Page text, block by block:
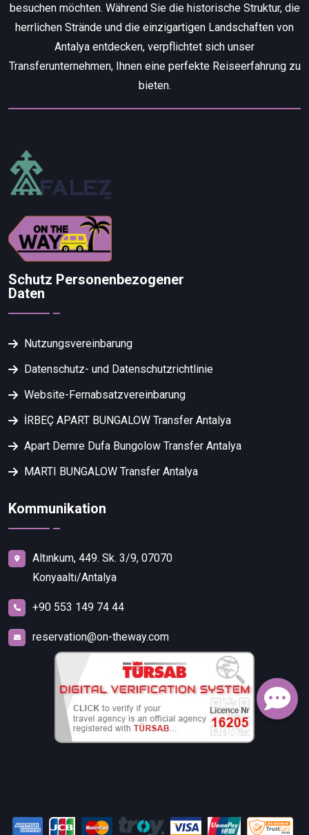
besuchen möchten. Während Sie die historische Struktur, die
herrlichen Strände und die einzigartigen Landschaften von
Antalya entdecken, verpflichtet sich unser
Transferunternehmen, Ihnen eine perfekte Reiseerfahrung zu
bieten.
Schutz Personenbezogener
Daten
Nutzungsvereinbarung
Datenschutz- und Datenschutzrichtlinie
Website-Fernabsatzvereinbarung
İRBEÇ APART BUNGALOW Transfer Antalya
Apart Demre Dufa Bungolow Transfer Antalya
MARTI BUNGALOW Transfer Antalya
Kommunikation
Altınkum, 449. Sk. 3/9, 07070
Konyaaltı/Antalya
+90 553 149 74 44
reservation@on-theway.com